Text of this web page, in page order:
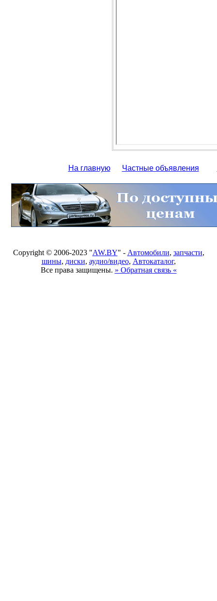
На главную Частные объявления
Copyright © 2006-2023 "AW.BY" - Автомобили, запчасти,
шины, диски, аудио/видео, Автокаталог,
Все права защищены. » Обратная связь «